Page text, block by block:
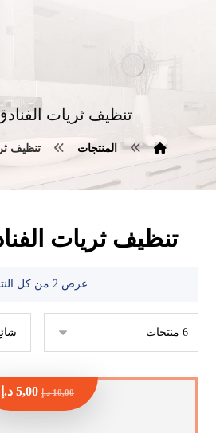
تنظيف ثريات
المنتجات تنظيف
تنظيف ثريات
عرض ⁦2⁩ من كل النتائج
10,00 د.إ 5,00 د.إ